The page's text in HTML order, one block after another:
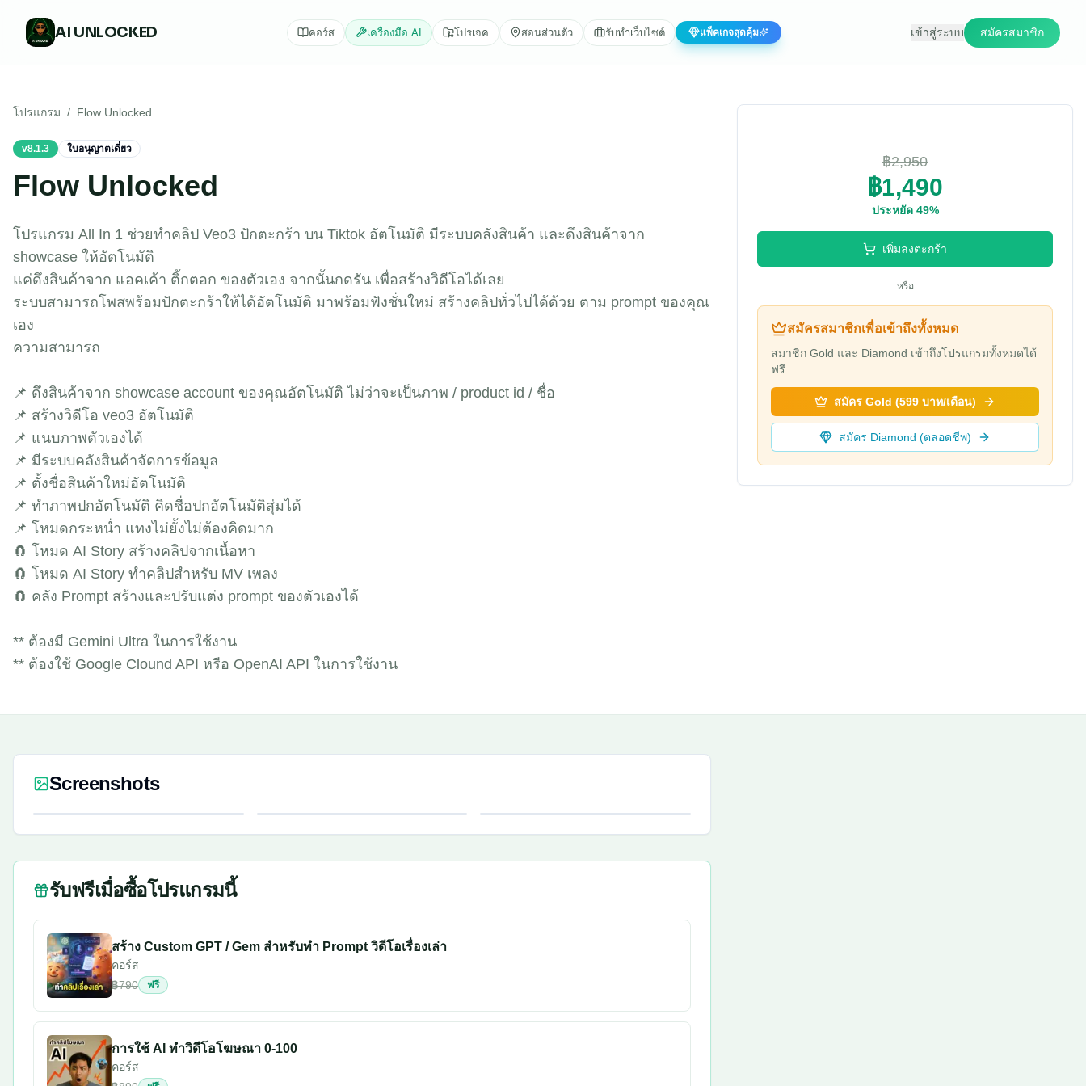
AI UNLOCKED คอร์ส เครื่องมือ AI โปรเจค สอนส่วนตัว รับทำเว็บไซต์ แพ็คเกจสุดคุ้ม เข้าสู่ระบบ สมัครสมาชิก
โปรแกรม / Flow Unlocked
v8.1.3 ใบอนุญาตเดี่ยว
Flow Unlocked
โปรแกรม All In 1 ช่วยทำคลิป Veo3 ปักตะกร้า บน Tiktok อัตโนมัติ มีระบบคลังสินค้า และดึงสินค้าจาก
showcase ให้อัตโนมัติ
แค่ดึงสินค้าจาก แอคเค้า ติ้กตอก ของตัวเอง จากนั้นกดรัน เพื่อสร้างวิดีโอได้เลย
ระบบสามารถโพสพร้อมปักตะกร้าให้ได้อัตโนมัติ มาพร้อมฟังชั่นใหม่ สร้างคลิปทั่วไปได้ด้วย ตาม prompt ของคุณ
เอง
ความสามารถ
📌 ดึงสินค้าจาก showcase account ของคุณอัตโนมัติ ไม่ว่าจะเป็นภาพ / product id / ชื่อ
📌 สร้างวิดีโอ veo3 อัตโนมัติ
📌 แนบภาพตัวเองได้
📌 มีระบบคลังสินค้าจัดการข้อมูล
📌 ตั้งชื่อสินค้าใหม่อัตโนมัติ
📌 ทำภาพปกอัตโนมัติ คิดชื่อปกอัตโนมัติสุ่มได้
📌 โหมดกระหน่ำ แทงไม่ยั้งไม่ต้องคิดมาก
🧲 โหมด AI Story สร้างคลิปจากเนื้อหา
🧲 โหมด AI Story ทำคลิปสำหรับ MV เพลง
🧲 คลัง Prompt สร้างและปรับแต่ง prompt ของตัวเองได้
** ต้องมี Gemini Ultra ในการใช้งาน
** ต้องใช้ Google Clound API หรือ OpenAI API ในการใช้งาน
฿2,950
฿1,490
ประหยัด 49%
เพิ่มลงตะกร้า
หรือ
สมัครสมาชิกเพื่อเข้าถึงทั้งหมด
สมาชิก Gold และ Diamond เข้าถึงโปรแกรมทั้งหมดได้
ฟรี
สมัคร Gold (599 บาท/เดือน)
สมัคร Diamond (ตลอดชีพ)
Screenshots
รับฟรีเมื่อซื้อโปรแกรมนี้
สร้าง Custom GPT / Gem สำหรับทำ Prompt วิดีโอเรื่องเล่า
คอร์ส
฿790
ฟรี
การใช้ AI ทำวิดีโอโฆษณา 0-100
คอร์ส